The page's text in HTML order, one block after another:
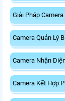
Giải Pháp
Camera Quản Lý
Camera Nhận
Camera Kết Hợp